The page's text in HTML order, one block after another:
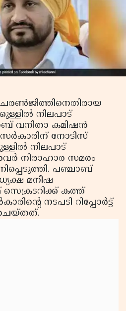
നിലപാട്
വനിതാ കമിഷന്‍
നോടിസ്
നിലപാട്
അവര്‍ നിരാഹാര സമരം
പഞ്ചാബ്
മനീഷ
കത്ത്
നടപടി റിപ്പോര്‍ട്ട്